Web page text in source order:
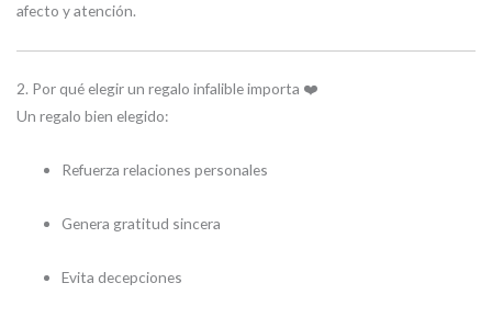
afecto y atención.
2. Por qué elegir un regalo infalible importa ❤️
Un regalo bien elegido:
Refuerza relaciones personales
Genera gratitud sincera
Evita decepciones